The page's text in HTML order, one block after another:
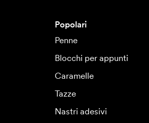
Popolari
Penne
Blocchi per appunti
Caramelle
Tazze
Nastri adesivi